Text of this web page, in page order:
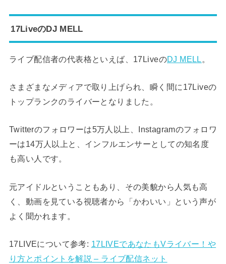
17LiveのDJ MELL
ライブ配信者の代表格といえば、17LiveのDJ MELL
さまざまなメディアで取り上げられ、瞬く間に17Liveの
トップランクのライバーとなりました。
Twitterのフォロワーは5万人以上、Instagramのフォロワ
ーは14万人以上と、インフルエンサーとしての知名度
も高い人です。
元アイドルということもあり、その美貌から人気も高
く、動画を見ている視聴者から「かわいい」という声が
よく聞かれます。
17LIVEについて参考: 17LIVEであなたもVライバー！や
り方とポイントを解説 – ライブ配信ネット